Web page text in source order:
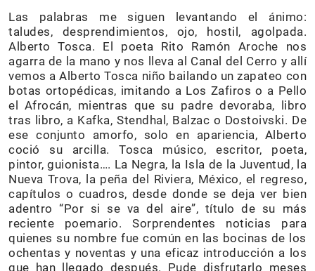
Las palabras me siguen levantando el ánimo:
taludes, desprendimientos, ojo, hostil, agolpada.
Alberto Tosca. El poeta Rito Ramón Aroche nos
agarra de la mano y nos lleva al Canal del Cerro y allí
vemos a Alberto Tosca niño bailando un zapateo con
botas ortopédicas, imitando a Los Zafiros o a Pello
el Afrocán, mientras que su padre devoraba, libro
tras libro, a Kafka, Stendhal, Balzac o Dostoivski. De
ese conjunto amorfo, solo en apariencia, Alberto
coció su arcilla. Tosca músico, escritor, poeta,
pintor, guionista…. La Negra, la Isla de la Juventud, la
Nueva Trova, la peña del Riviera, México, el regreso,
capítulos o cuadros, desde donde se deja ver bien
adentro “Por si se va del aire”, título de su más
reciente poemario. Sorprendentes noticias para
quienes su nombre fue común en las bocinas de los
ochentas y noventas y una eficaz introducción a los
que han llegado después. Pude disfrutarlo meses